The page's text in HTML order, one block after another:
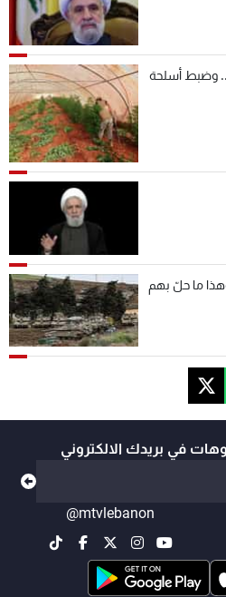
وضبط أسلحة
وهذا ما حلّ بهم
في بريدك الالكتروني
@mtvlebanon